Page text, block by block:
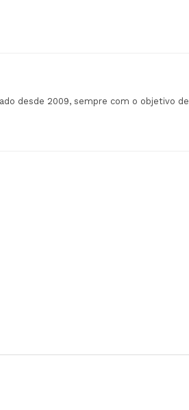
desde 2009, sempre com o objetivo de